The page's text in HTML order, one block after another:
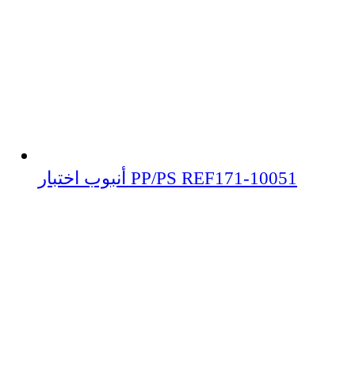
أنبوب اختبار PP/PS REF171-10051